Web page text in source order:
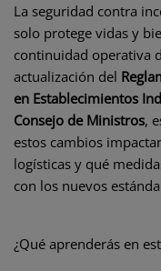
La seguridad contra
solo protege vidas y
continuidad operativa
actualización del
en Establecimientos
Consejo de Ministros,
estos cambios
logísticas y qué
con los nuevos
¿Qué aprenderás en